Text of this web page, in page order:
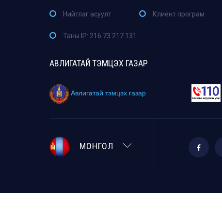
Нийтлэг асуулт Клиент програм
Таны IP: 216.73.217.131
АВЛИГАТАЙ ТЭМЦЭХ ГАЗАР
Авлигатай тэмцэх газар
МОНГОЛ